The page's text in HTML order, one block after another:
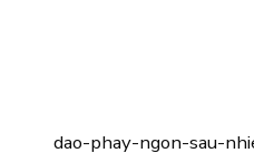
dao-phay-ngon-sau-